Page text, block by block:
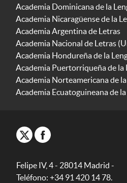
Academia Dominicana de la
Academia Nicaragüense de la
Academia Argentina de Letras
Academia Nacional de Letras
Academia Hondureña de la
Academia Puertorriqueña de la
Academia Norteamericana de
Academia Ecuatoguineana de
Felipe IV, 4 - 28014 Madrid -
Teléfono: +34 91 420 14 78.